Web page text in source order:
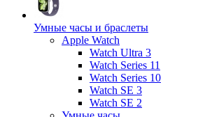
Умные часы и браслеты
Apple Watch
Watch Ultra 3
Watch Series 11
Watch Series 10
Watch SE 3
Watch SE 2